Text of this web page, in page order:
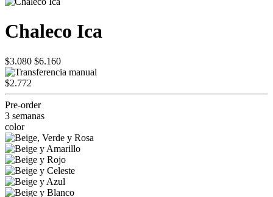
Chaleco Ica
$3.080 $6.160
$2.772
Pre-order
3 semanas
color